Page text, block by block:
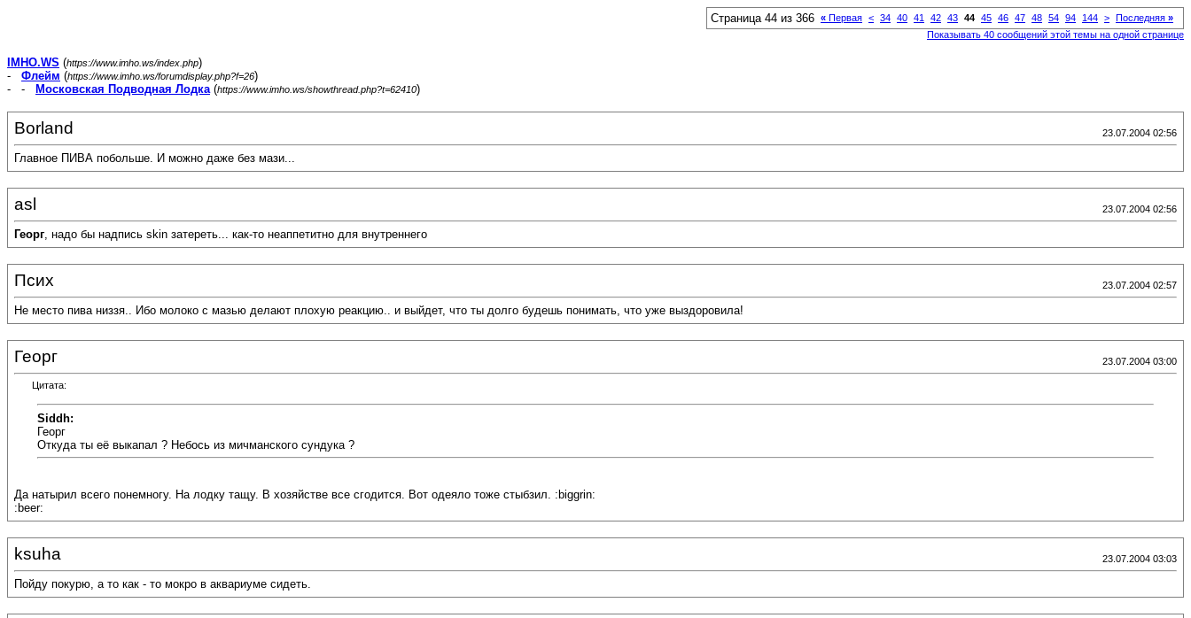
Страница 44 из 366 « Первая < 34 40 41 42 43 44 45 46 47 48 54 94 144 > Последняя »
Показывать 40 сообщений этой темы на одной странице
IMHO.WS (https://www.imho.ws/index.php)
- Флейм (https://www.imho.ws/forumdisplay.php?f=26)
- -
Московская Подводная Лодка(https://www.imho.ws/showthread.php?t=62410)
Borland 23.07.2004 02:56
Главное ПИВА побольше. И можно даже без мази...
asl 23.07.2004 02:56
Георг, надо бы надпись skin затереть... как-то неаппетитно для внутреннего
Псих 23.07.2004 02:57
Не место пива низзя.. Ибо молоко с мазью делают плохую реакцию.. и выйдет, что ты долго будешь понимать, что уже выздоровила!
Георг 23.07.2004 03:00
Цитата:
Siddh:
Георг
Откуда ты её выкапал ? Небось из мичманского сундука ?
Да натырил всего понемногу. На лодку тащу. В хозяйстве все сгодится. Вот одеяло тоже стыбзил. :biggrin:
:beer:
ksuha 23.07.2004 03:03
Пойду покурю, а то как - то мокро в аквариуме сидеть.